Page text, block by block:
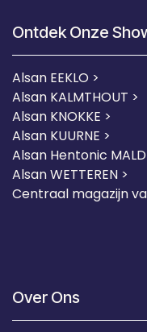
Ontdek Onze
Alsan EEKLO >
Alsan KALMTHOUT >
Alsan KNOKKE >
Alsan KUURNE >
Alsan Hentonic
Alsan WETTEREN >
Centraal magazijn
Over Ons